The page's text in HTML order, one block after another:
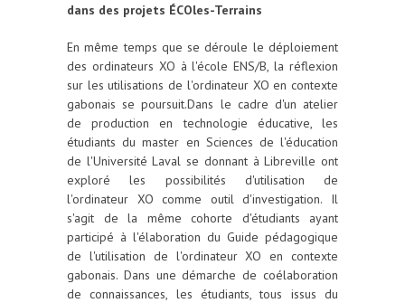
dans des projets ÉCOles-Terrains
En même temps que se déroule le déploiement
des ordinateurs XO à l'école ENS/B, la réflexion
sur les utilisations de l'ordinateur XO en contexte
gabonais se poursuit.Dans le cadre d'un atelier
de production en technologie éducative, les
étudiants du master en Sciences de l'éducation
de l'Université Laval se donnant à Libreville ont
exploré les possibilités d'utilisation de
l'ordinateur XO comme outil d'investigation. Il
s'agit de la même cohorte d'étudiants ayant
participé à l'élaboration du Guide pédagogique
de l'utilisation de l'ordinateur XO en contexte
gabonais. Dans une démarche de coélaboration
de connaissances, les étudiants, tous issus du